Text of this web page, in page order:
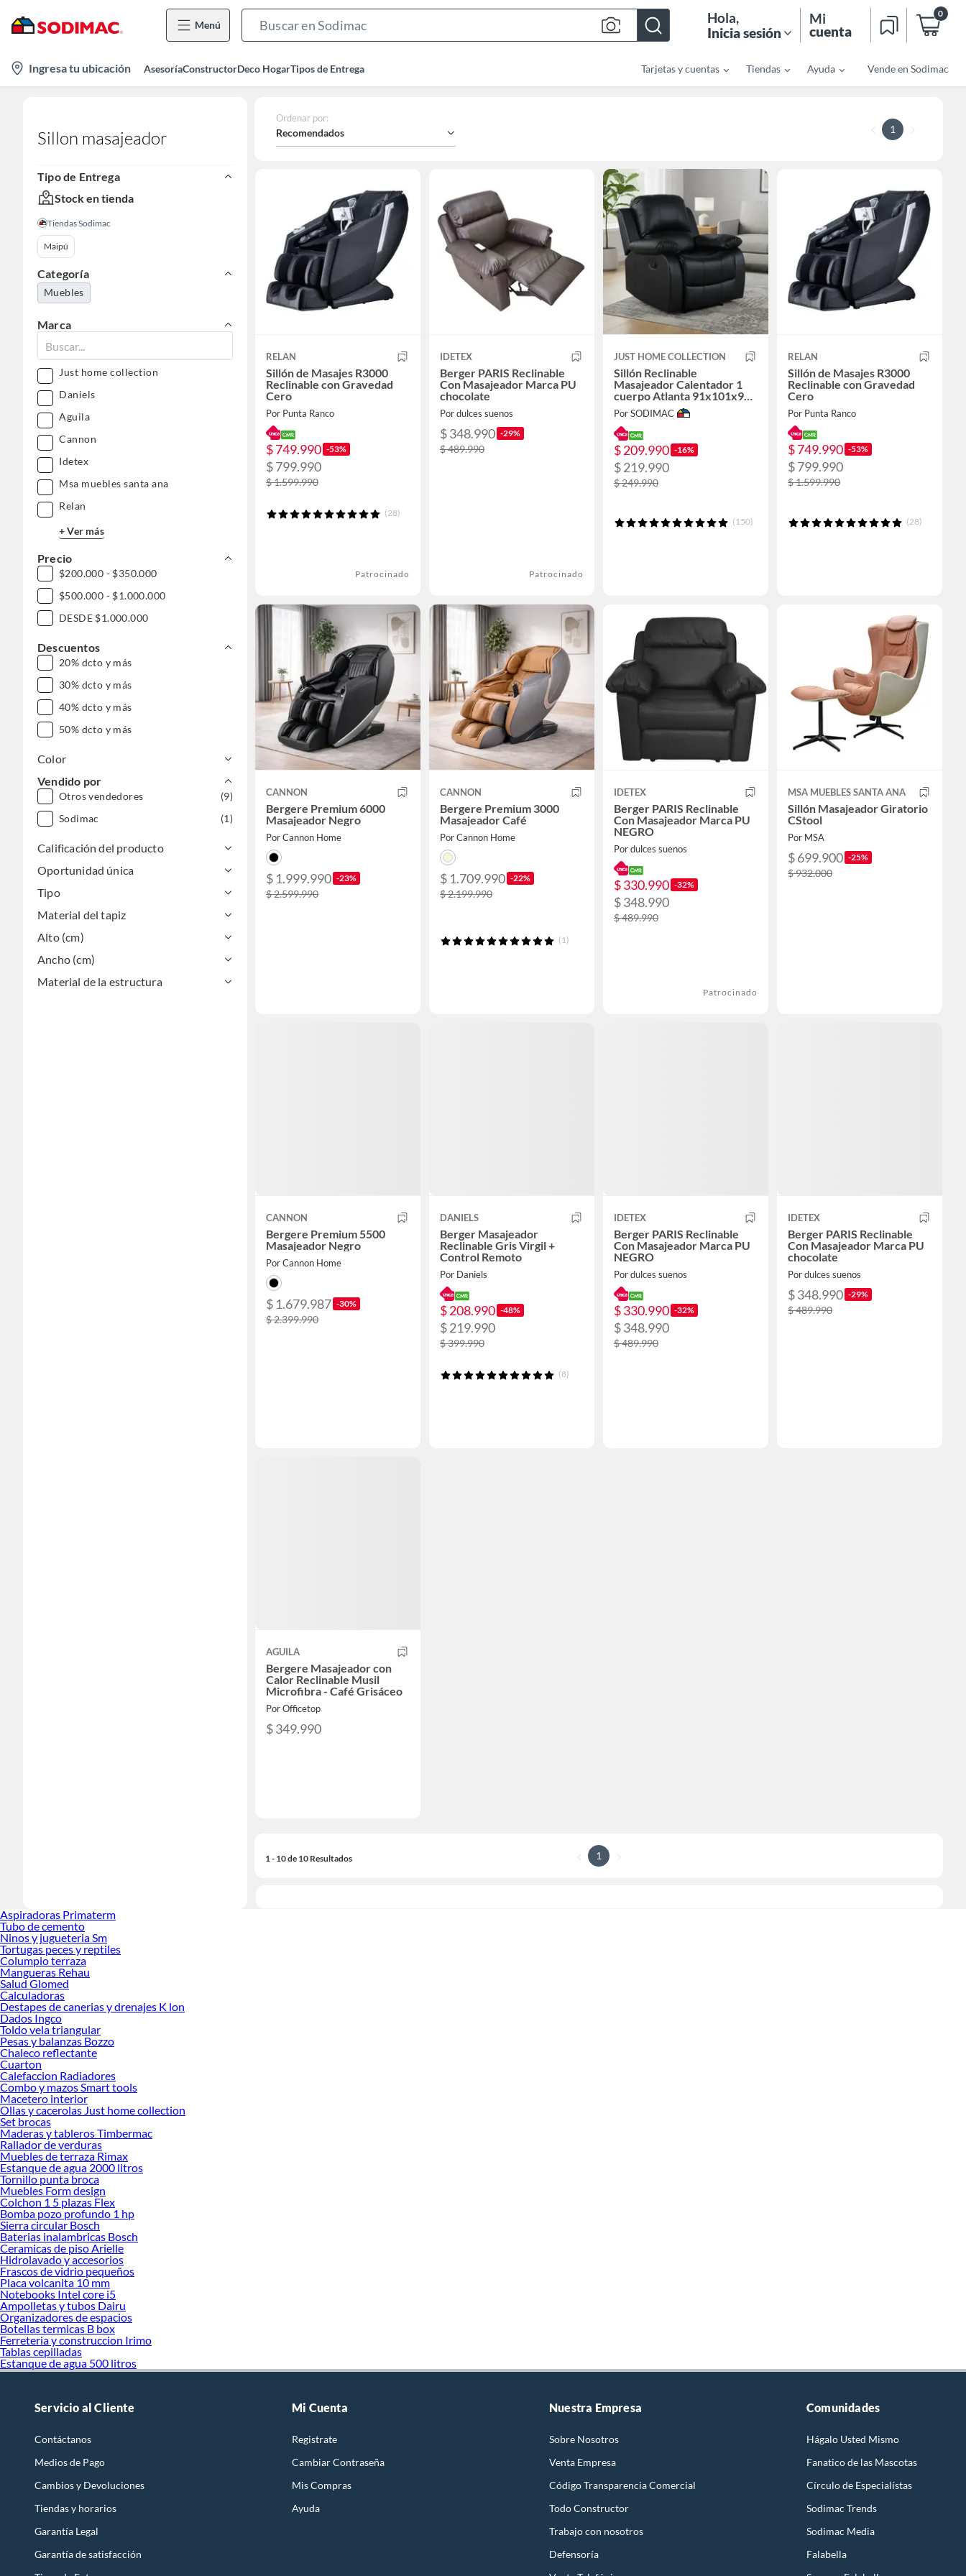
Menú
Bar
Hola,
Inicia sesión
Mi
cuenta
0
location-
icon
Ingresa tu ubicación AsesoríaConstructorDeco HogarTipos de Entrega Tarjetas y cuentas Tiendas Ayuda Vende en Sodimac
Sillon masajeador
Tipo de Entrega
Stock en tienda
Tiendas Sodimac
Maipú
Categoría
Muebles
Marca
Just home collection
Daniels
Aguila
Cannon
Idetex
Msa muebles santa ana
Relan
+ Ver más
Precio
$200.000 - $350.000
$500.000 - $1.000.000
DESDE $1.000.000
Descuentos
20% dcto y más
30% dcto y más
40% dcto y más
50% dcto y más
Color
Vendido por
Otros vendedores
(9)
Sodimac
(1)
Calificación del producto
Oportunidad única
Tipo
Material del tapiz
Alto (cm)
Ancho (cm)
Material de la estructura
Ordenar por:
Recomendados 1
RELAN
Sillón de Masajes R3000
Reclinable con Gravedad
Cero
Por Punta Ranco
$ 749.990 -53%
$ 799.990
$ 1.599.990
(28)
Patrocinado
IDETEX
Berger PARIS Reclinable
Con Masajeador Marca PU
chocolate
Por dulces suenos
$ 348.990 -29%
$ 489.990
Patrocinado
JUST HOME COLLECTION
Sillón Reclinable
Masajeador Calentador 1
cuerpo Atlanta 91x101x94
cm Negro
Por SODIMAC
$ 209.990 -16%
$ 219.990
$ 249.990
(150)
RELAN
Sillón de Masajes R3000
Reclinable con Gravedad
Cero
Por Punta Ranco
$ 749.990 -53%
$ 799.990
$ 1.599.990
(28)
CANNON
Bergere Premium 6000
Masajeador Negro
Por Cannon Home
$ 1.999.990 -23%
$ 2.599.990
CANNON
Bergere Premium 3000
Masajeador Café
Por Cannon Home
$ 1.709.990 -22%
$ 2.199.990
(1)
IDETEX
Berger PARIS Reclinable
Con Masajeador Marca PU
NEGRO
Por dulces suenos
$ 330.990 -32%
$ 348.990
$ 489.990
Patrocinado
MSA MUEBLES SANTA ANA
Sillón Masajeador Giratorio
CStool
Por MSA
$ 699.900 -25%
$ 932.000
CANNON
Bergere Premium 5500
Masajeador Negro
Por Cannon Home
$ 1.679.987 -30%
$ 2.399.990
DANIELS
Berger Masajeador
Reclinable Gris Virgil +
Control Remoto
Por Daniels
$ 208.990 -48%
$ 219.990
$ 399.990
(8)
IDETEX
Berger PARIS Reclinable
Con Masajeador Marca PU
NEGRO
Por dulces suenos
$ 330.990 -32%
$ 348.990
$ 489.990
IDETEX
Berger PARIS Reclinable
Con Masajeador Marca PU
chocolate
Por dulces suenos
$ 348.990 -29%
$ 489.990
AGUILA
Bergere Masajeador con
Calor Reclinable Musil
Microfibra - Café Grisáceo
Por Officetop
$ 349.990
1 - 10 de 10 Resultados 1
Aspiradoras Primaterm
Tubo de cemento
Ninos y jugueteria Sm
Tortugas peces y reptiles
Columpio terraza
Mangueras Rehau
Salud Glomed
Calculadoras
Destapes de canerias y drenajes K lon
Dados Ingco
Toldo vela triangular
Pesas y balanzas Bozzo
Chaleco reflectante
Cuarton
Calefaccion Radiadores
Combo y mazos Smart tools
Macetero interior
Ollas y cacerolas Just home collection
Set brocas
Maderas y tableros Timbermac
Rallador de verduras
Muebles de terraza Rimax
Estanque de agua 2000 litros
Tornillo punta broca
Muebles Form design
Colchon 1 5 plazas Flex
Bomba pozo profundo 1 hp
Sierra circular Bosch
Baterias inalambricas Bosch
Ceramicas de piso Arielle
Hidrolavado y accesorios
Frascos de vidrio pequeños
Placa volcanita 10 mm
Notebooks Intel core i5
Ampolletas y tubos Dairu
Organizadores de espacios
Botellas termicas B box
Ferreteria y construccion Irimo
Tablas cepilladas
Estanque de agua 500 litros
Servicio al Cliente
Contáctanos
Medios de Pago
Cambios y Devoluciones
Tiendas y horarios
Garantía Legal
Garantía de satisfacción
Mi Cuenta
Registrate
Cambiar Contraseña
Mis Compras
Ayuda
Nuestra Empresa
Sobre Nosotros
Venta Empresa
Código Transparencia Comercial
Todo Constructor
Trabajo con nosotros
Defensoría
Comunidades
Hágalo Usted Mismo
Fanatico de las Mascotas
Círculo de Especialístas
Sodimac Trends
Sodimac Media
Falabella